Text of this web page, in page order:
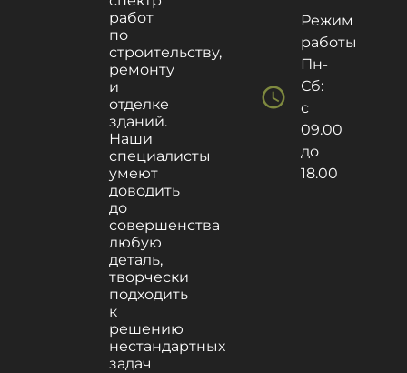
работ
по
строительству,
ремонту
и
отделке
зданий.
Наши
специалисты
умеют
доводить
до
совершенства
любую
деталь,
творчески
подходить
к
решению
нестандартных
задач
schedule
Режим
работы
Пн-
Сб:
с
09.00
до
18.00